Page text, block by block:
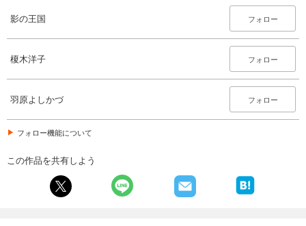
影の王国 フォロー
榎木洋子 フォロー
羽原よしかづ フォロー
フォロー機能について
この作品を共有しよう